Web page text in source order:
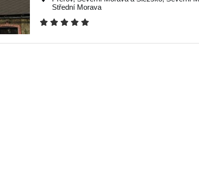
Střední Morava